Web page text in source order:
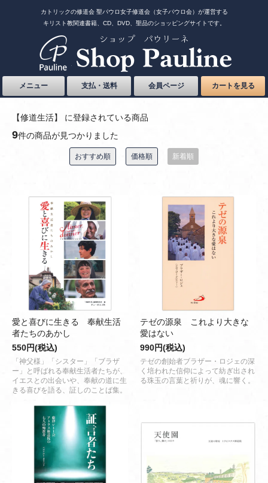
カトリックの修道会 聖パウロ女子修道会（女子パウロ会）が運営する
キリスト教関連書籍、CD、DVD、聖品のショッピングサイトです。
メニュー 支払・送料 会員ページ カートを見る
【修道生活】 に登録されている商品
9件の商品が見つかりました
おすすめ順 価格順 新着順
愛と喜びに生きる 奉献生活
者たちのあかし
550円(税込)
「神父様」「シスター」「ブラザ
ー」と呼ばれる奉献生活者たちが、
イエスとの出会いや、奉献の道に生
きる喜びを語る、証しのことば集。
テゼの源泉 これより大きな
愛はない
990円(税込)
テゼの創始者ブラザー・ロジェの深
く培われた信仰によって紡ぎ出され
る珠玉の言葉と祈りが、魂に響く。